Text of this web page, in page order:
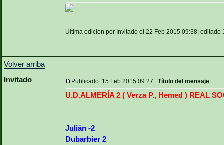
Ultima edición por Invitado el 22 Feb 2015 09:38; editado
Volver arriba
Invitado
Publicado: 15 Feb 2015 09:27 Título del mensaje:
U.D.ALMERÍA 2 ( Verza P., Hemed ) REAL
Julián -2
Dubarbier 2